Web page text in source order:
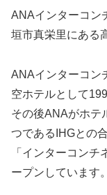
ANAインターコン
垣市真栄里にある
ANAインターコン
空ホテルとして
その後ANAがホテ
つであるIHGとの
「インターコン
ープンしています。